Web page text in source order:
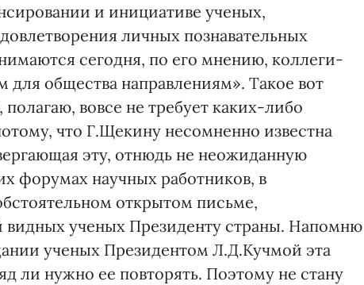
и инициативе ученых,
личных познавательных
сегодня, по его мнению, коллеги-
для общества направлениям». Такое вот
вовсе не требует каких-либо
что Г.Щекину несомненно известна
эту, отнюдь не неожиданную
форумах научных работников, в
открытом письме,
видных ученых Президенту страны. Напомню
ученых Президентом Л.Д.Кучмой эта
ли нужно ее повторять. Поэтому не стану